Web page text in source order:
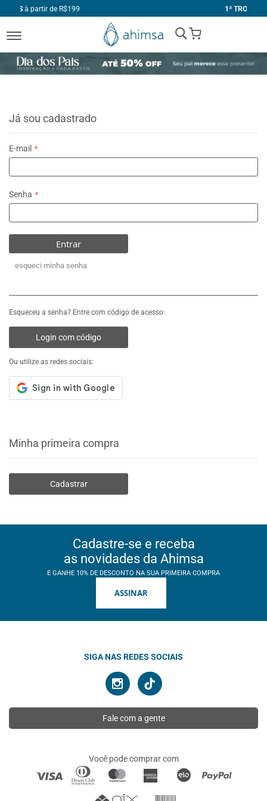
My Cart
Já sou cadastrado
E-mail
Senha
Entrar
esqueci minha senha
Esqueceu a senha? Entre com código de acesso:
Login com código
Ou utilize as redes sociais:
Minha primeira compra
Cadastrar
Cadastre-se e receba
as novidades da Ahimsa
E GANHE 10% DE DESCONTO NA SUA PRIMEIRA COMPRA
ASSINAR
SIGA NAS REDES SOCIAIS
Fale com a gente
Você pode comprar com